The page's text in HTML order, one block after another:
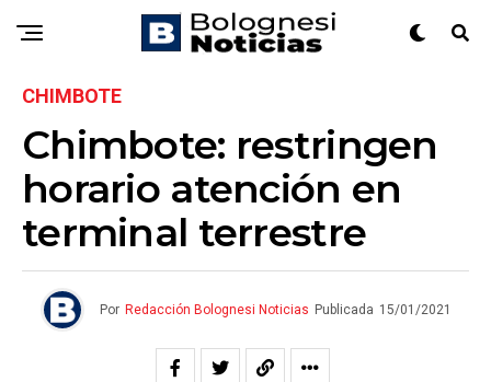
CHIMBOTE
Chimbote: restringen
horario atención en
terminal terrestre
Por Redacción Bolognesi Noticias Publicada 15/01/2021